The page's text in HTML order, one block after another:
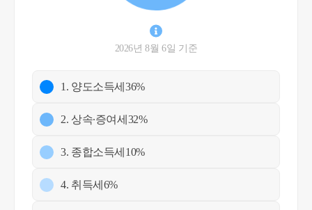
2026년 8월 6일 기준
1. 양도소득세36%
2. 상속∙증여세 32%
3. 종합소득세 10%
4. 취득세 6%